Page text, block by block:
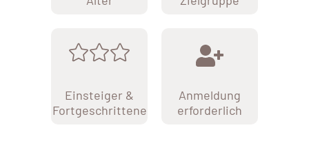
Einsteiger &
Fortgeschrittene
Anmeldung
erforderlich